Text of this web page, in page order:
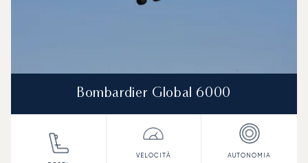
Bombardier Global 6000